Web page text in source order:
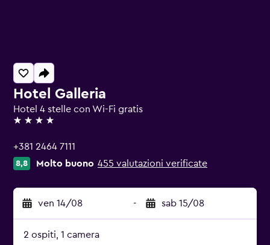
Hotel Galleria
Hotel 4 stelle con Wi-Fi gratis
4 stelle
+381 2464 7111
8,8 Molto buono 455 valutazioni verificate
ven 14/08 - sab 15/08
2 ospiti, 1 camera